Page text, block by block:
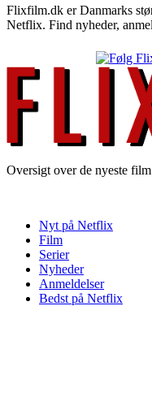
Flixfilm.dk er Danmarks
Netflix. Find nyheder,
Oversigt over de nyeste
Nyt på Netflix
Film
Serier
Nyheder
Anmeldelser
Bedst på Netflix